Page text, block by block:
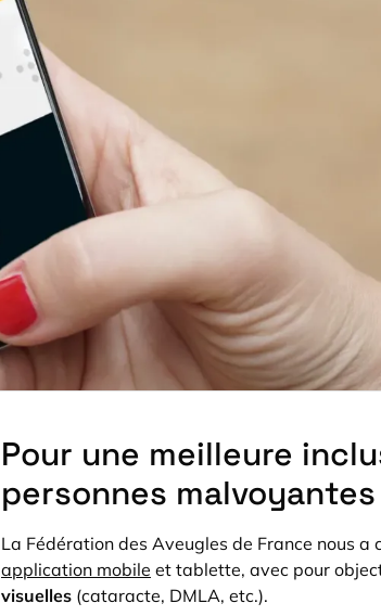
Pour une meilleure
personnes malvoyantes
La Fédération des Aveugles de France nous a
application mobile et tablette, avec pour
visuelles (cataracte, DMLA, etc.).